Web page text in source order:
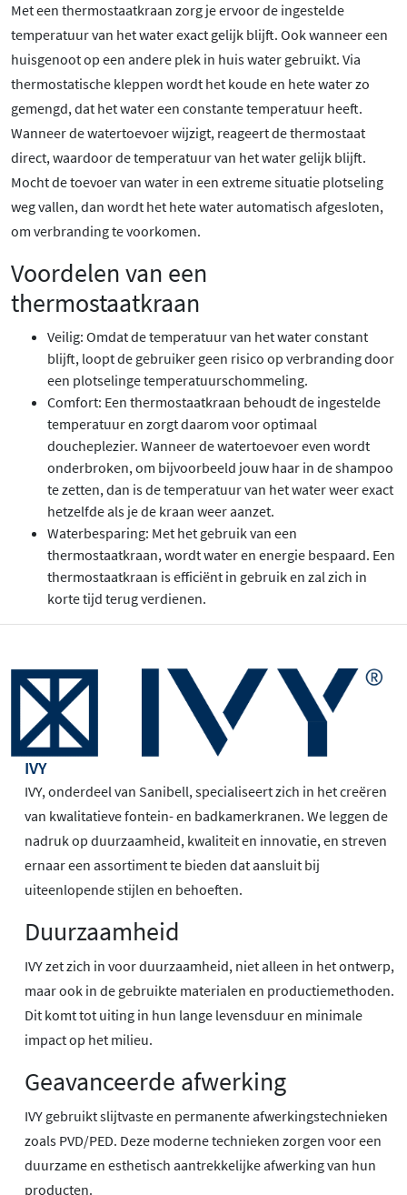
Met een thermostaatkraan zorg je ervoor de ingestelde
temperatuur van het water exact gelijk blijft. Ook wanneer een
huisgenoot op een andere plek in huis water gebruikt. Via
thermostatische kleppen wordt het koude en hete water zo
gemengd, dat het water een constante temperatuur heeft.
Wanneer de watertoevoer wijzigt, reageert de thermostaat
direct, waardoor de temperatuur van het water gelijk blijft.
Mocht de toevoer van water in een extreme situatie plotseling
weg vallen, dan wordt het hete water automatisch afgesloten,
om verbranding te voorkomen.
Voordelen van een
thermostaatkraan
Veilig: Omdat de temperatuur van het water constant
blijft, loopt de gebruiker geen risico op verbranding door
een plotselinge temperatuurschommeling.
Comfort: Een thermostaatkraan behoudt de ingestelde
temperatuur en zorgt daarom voor optimaal
doucheplezier. Wanneer de watertoevoer even wordt
onderbroken, om bijvoorbeeld jouw haar in de shampoo
te zetten, dan is de temperatuur van het water weer exact
hetzelfde als je de kraan weer aanzet.
Waterbesparing: Met het gebruik van een
thermostaatkraan, wordt water en energie bespaard. Een
thermostaatkraan is efficiënt in gebruik en zal zich in
korte tijd terug verdienen.
IVY
IVY, onderdeel van Sanibell, specialiseert zich in het creëren
van kwalitatieve fontein- en badkamerkranen. We leggen de
nadruk op duurzaamheid, kwaliteit en innovatie, en streven
ernaar een assortiment te bieden dat aansluit bij
uiteenlopende stijlen en behoeften.
Duurzaamheid
IVY zet zich in voor duurzaamheid, niet alleen in het ontwerp,
maar ook in de gebruikte materialen en productiemethoden.
Dit komt tot uiting in hun lange levensduur en minimale
impact op het milieu.
Geavanceerde afwerking
IVY gebruikt slijtvaste en permanente afwerkingstechnieken
zoals PVD/PED. Deze moderne technieken zorgen voor een
duurzame en esthetisch aantrekkelijke afwerking van hun
producten.